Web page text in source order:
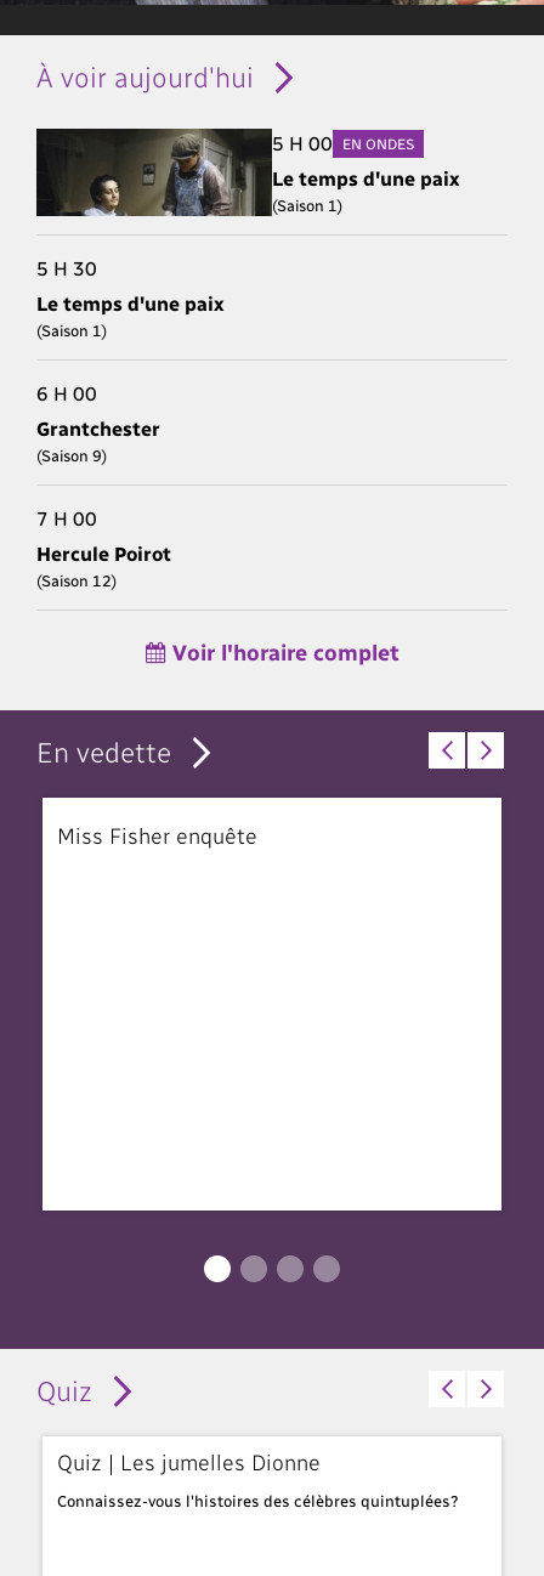
À voir aujourd'hui
5 H 00 EN ONDES
Le temps d'une paix
(Saison 1)
5 H 30
Le temps d'une paix
(Saison 1)
6 H 00
Grantchester
(Saison 9)
7 H 00
Hercule Poirot
(Saison 12)
Voir l'horaire complet
En vedette
Miss Fisher enquête
Quiz
Quiz | Les jumelles Dionne
Connaissez-vous l'histoires des célèbres quintuplées?